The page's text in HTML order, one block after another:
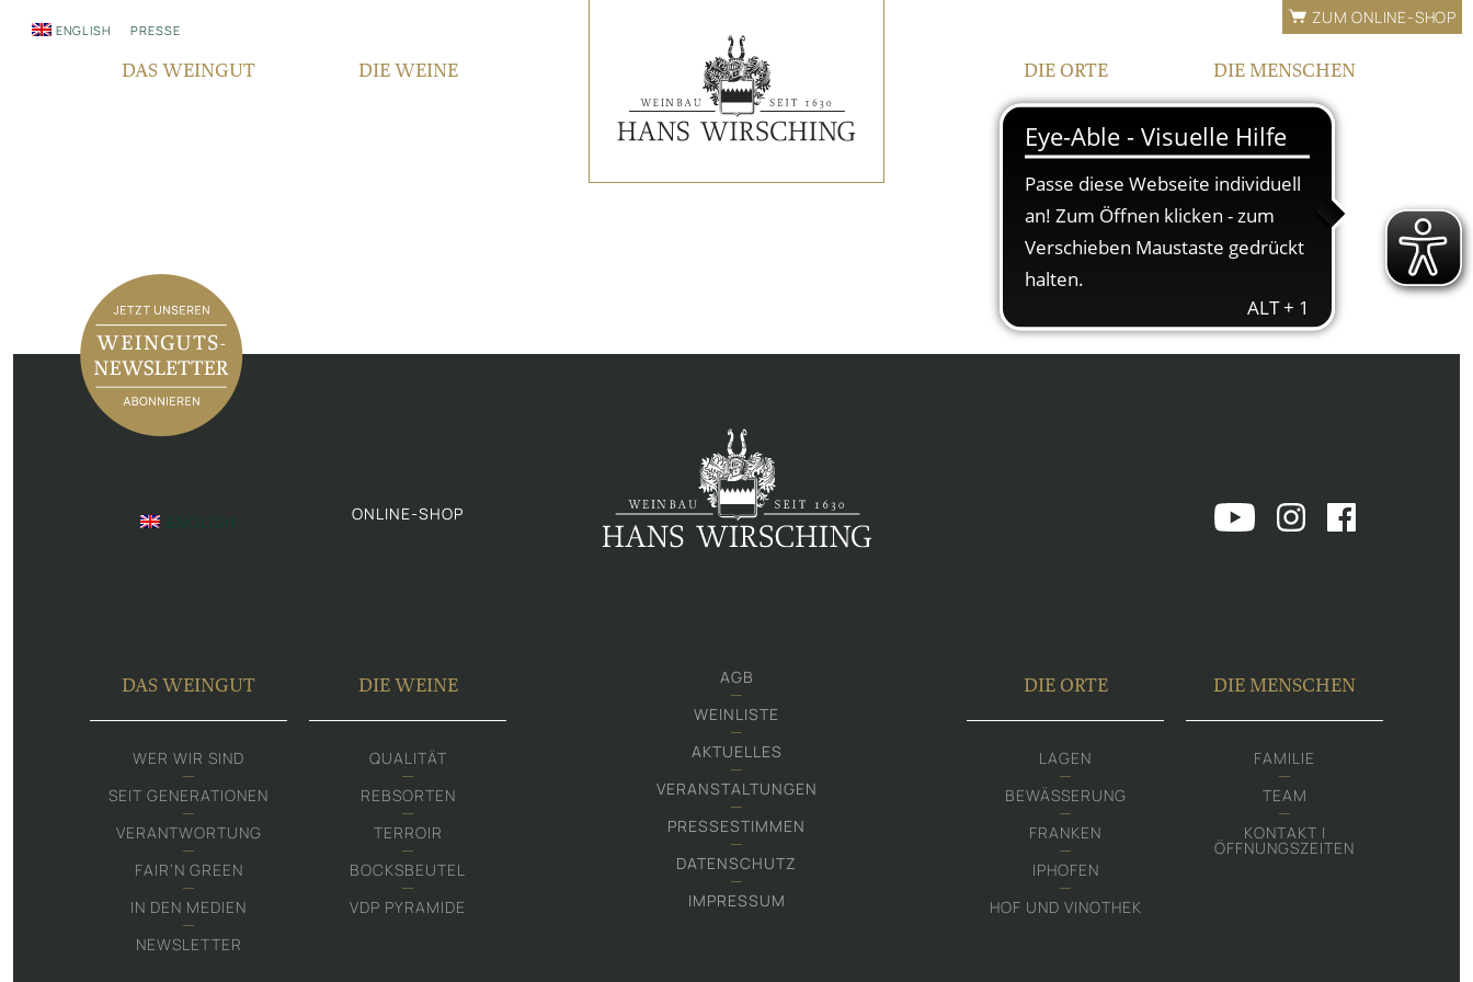
DAS WEINGUT
IN DEN MEDIEN
NEWSLETTER
DIE WEINE DIE ORTE
LAGEN
BEWÄSSERUNG
IPHOFEN
HOF UND VINOTHEK
DIE MENSCHEN
FAMILIE
TEAM
ÖFFNUNGSZEITEN
ENGLISH PRESSE
ZUM ONLINE-SHOP
ENGLISH ONLINE-SHOP
DAS WEINGUT
WER WIR SIND
SEIT GENERATIONEN
VERANTWORTUNG
FAIR‘N GREEN
IN DEN MEDIEN
NEWSLETTER
DIE WEINE
QUALITÄT
REBSORTEN
TERROIR
BOCKSBEUTEL
VDP PYRAMIDE
AGB
WEINLISTE
AKTUELLES
VERANSTALTUNGEN
PRESSESTIMMEN
DATENSCHUTZ
IMPRESSUM
DIE ORTE
LAGEN
BEWÄSSERUNG
FRANKEN
IPHOFEN
HOF UND VINOTHEK
DIE MENSCHEN
FAMILIE
TEAM
KONTAKT |
ÖFFNUNGSZEITEN